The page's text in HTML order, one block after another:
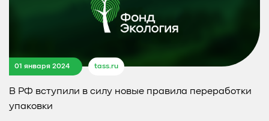
01 января 2024 tass.ru
В РФ вступили в силу новые правила переработки
упаковки